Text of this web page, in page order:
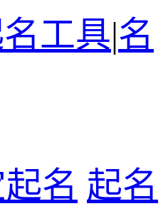
工具|名
名 起名